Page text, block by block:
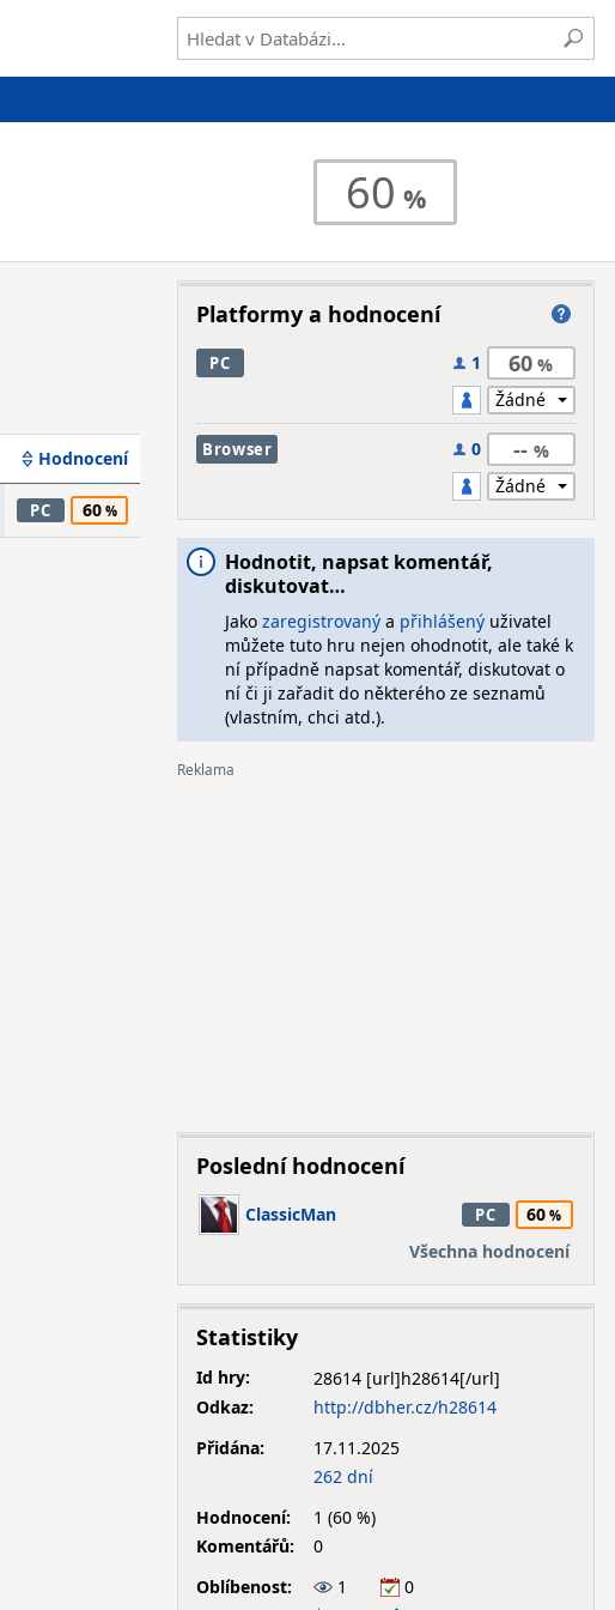
60
Hodnocení
PC 60
Platformy a hodnocení
PC 1 60
Browser 0 --
Hodnotit, napsat komentář,
diskutovat…
Jako zaregistrovanýa přihlášenýuživatel
můžete tuto hru nejen ohodnotit, ale také k
ní případně napsat komentář, diskutovat o
ní či ji zařadit do některého ze seznamů
(vlastním, chci atd.).
Poslední hodnocení
ClassicMan PC
60
Všechna hodnocení
Statistiky
Id hry:
28614
Odkaz:
http://dbher.cz/h28614
Přidána:
17.11.2025
262 dní
Hodnocení:
1 (60 %)
Komentářů:
0
Oblíbenost:
1
0